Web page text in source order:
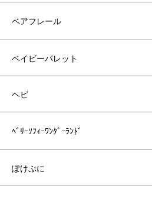
ベアフレール
ベイビーパレット
ヘビ
ﾍﾞﾘｰｿﾌｨｰﾜﾝﾀﾞｰﾗﾝﾄﾞ
ぽけぷに